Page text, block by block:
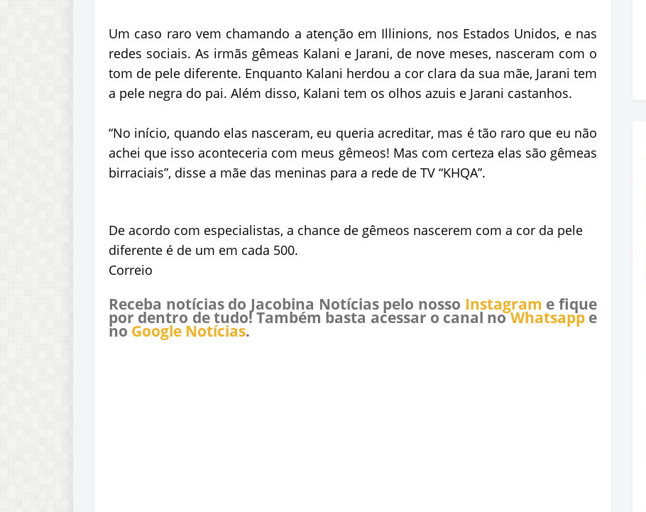
Um caso raro vem chamando a atenção em Illinions, nos Estados Unidos, e nas
redes sociais. As irmãs gêmeas Kalani e Jarani, de nove meses, nasceram com o
tom de pele diferente. Enquanto Kalani herdou a cor clara da sua mãe, Jarani tem
a pele negra do pai. Além disso, Kalani tem os olhos azuis e Jarani castanhos.
“No início, quando elas nasceram, eu queria acreditar, mas é tão raro que eu não
achei que isso aconteceria com meus gêmeos! Mas com certeza elas são gêmeas
birraciais”, disse a mãe das meninas para a rede de TV “KHQA”.
De acordo com especialistas, a chance de gêmeos nascerem com a cor da pele
diferente é de um em cada 500.
Correio
Receba notícias do Jacobina Notícias pelo nosso Instagram e fique
por dentro de tudo! Também basta acessar o canal noWhatsappe
no Google Notícias.